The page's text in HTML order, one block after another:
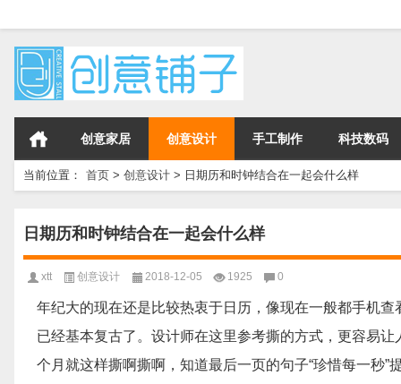
创意家居 创意设计 手工制作 科技数码
当前位置： 首页 > 创意设计 > 日期历和时钟结合在一起会什么样
日期历和时钟结合在一起会什么样
xtt 创意设计 2018-12-05 1925 0
年纪大的现在还是比较热衷于日历，像现在一般都手机
已经基本复古了。设计师在这里参考撕的方式，更容易
个月就这样撕啊撕啊，知道最后一页的句子“珍惜每一秒”